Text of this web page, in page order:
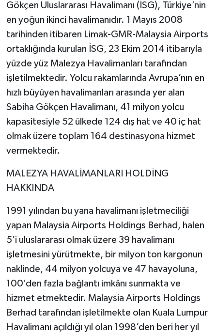
Gökçen Uluslararası Havalimanı (İSG), Türkiye’nin
en yoğun ikinci havalimanıdır. 1 Mayıs 2008
tarihinden itibaren Limak-GMR-Malaysia Airports
ortaklığında kurulan İSG, 23 Ekim 2014 itibarıyla
yüzde yüz Malezya Havalimanları tarafından
işletilmektedir. Yolcu rakamlarında Avrupa’nın en
hızlı büyüyen havalimanları arasında yer alan
Sabiha Gökçen Havalimanı, 41 milyon yolcu
kapasitesiyle 52 ülkede 124 dış hat ve 40 iç hat
olmak üzere toplam 164 destinasyona hizmet
vermektedir.
MALEZYA HAVALİMANLARI HOLDİNG
HAKKINDA
1991 yılından bu yana havalimanı işletmeciliği
yapan Malaysia Airports Holdings Berhad, halen
5’i uluslararası olmak üzere 39 havalimanı
işletmesini yürütmekte, bir milyon ton kargonun
naklinde, 44 milyon yolcuya ve 47 havayoluna,
100’den fazla bağlantı imkânı sunmakta ve
hizmet etmektedir. Malaysia Airports Holdings
Berhad tarafından işletilmekte olan Kuala Lumpur
Havalimanı açıldığı yıl olan 1998’den beri her yıl